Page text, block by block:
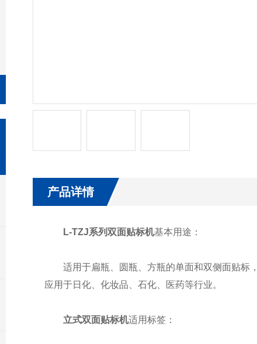
产品详情
L-TZJ系列双面贴标机基本用途：
适用于扁瓶、圆瓶、方瓶的单面和双侧面贴标，
应用于日化、化妆品、石化、医药等行业。
立式双面贴标机适用标签：